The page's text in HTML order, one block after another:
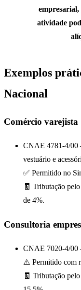
empresarial,
atividade
Exemplos
Nacional
Comércio varejista
CNAE 4781-4/00
vestuário e
✅ Permitido no
🧾 Tributação pelo
de 4%.
Consultoria
CNAE 7020-4/00
⚠️ Permitido com
🧾 Tributação pelo